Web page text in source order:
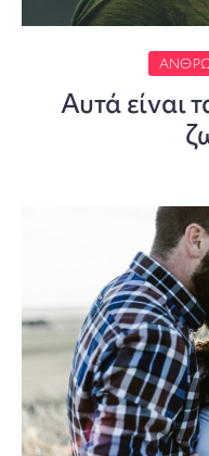
Αυτά είναι